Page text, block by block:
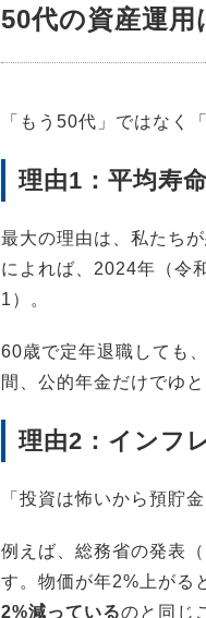
50代の資産運
「もう50代」ではなく
理由1：平均寿
最大の理由は、私たち
によれば、2024年（令
1）。
60歳で定年退職しても、
間、公的年金だけでゆ
理由2：インフ
「投資は怖いから預貯
例えば、総務省の発表
す。物価が年2%上がる
2%減っているのと同じ